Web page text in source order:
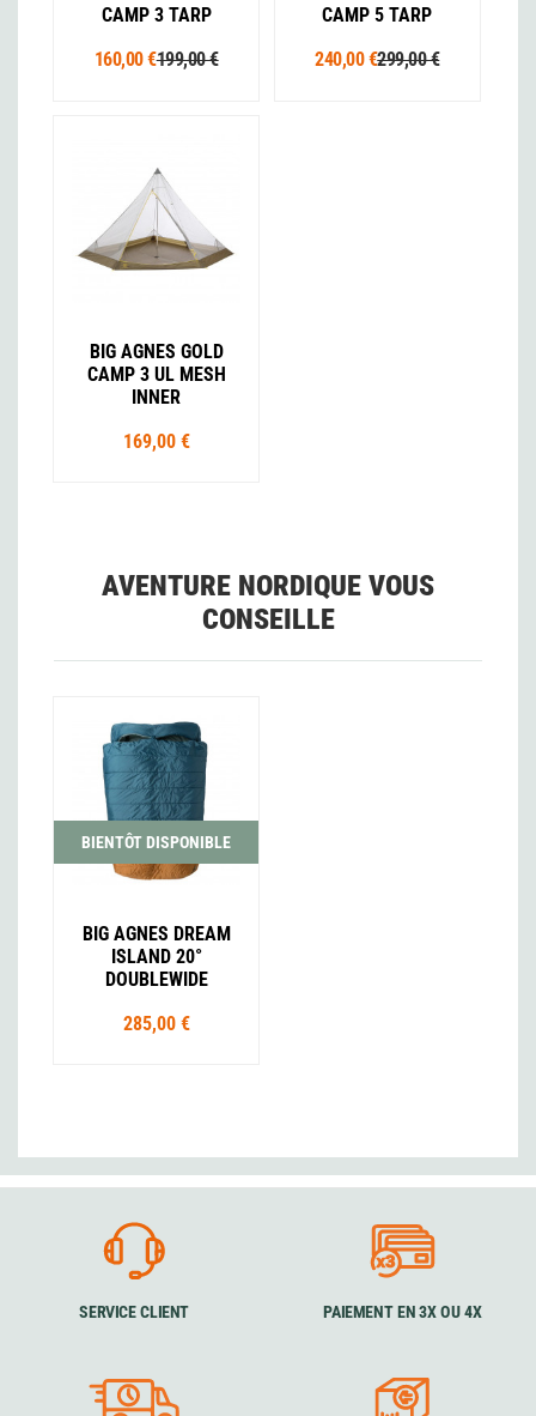
CAMP 3 TARP
160,00 €199,00 €
CAMP 5 TARP
240,00 €299,00 €
BIG AGNES GOLD
CAMP 3 UL MESH
INNER
169,00 €
AVENTURE NORDIQUE VOUS
CONSEILLE
BIENTÔT DISPONIBLE
BIG AGNES DREAM
ISLAND 20°
DOUBLEWIDE
285,00 €
SERVICE CLIENT PAIEMENT EN 3X OU 4X